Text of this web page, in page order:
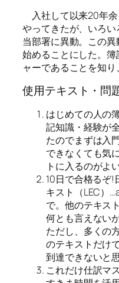
入社して以来20年
やってきたが、いろ
当部署に異動。この
始めることにした。
ャーであることを知り
使用テキスト・問
はじめての人の
記知識・経験が
たのでまずは入
できなくても気
トに入るのがよ
10日で合格るぞ!
キスト（LEC）
で。他のテキス
何とも言えない
ただし、多くの
のテキストだけ
到達できないと思
これだけ仕訳マ